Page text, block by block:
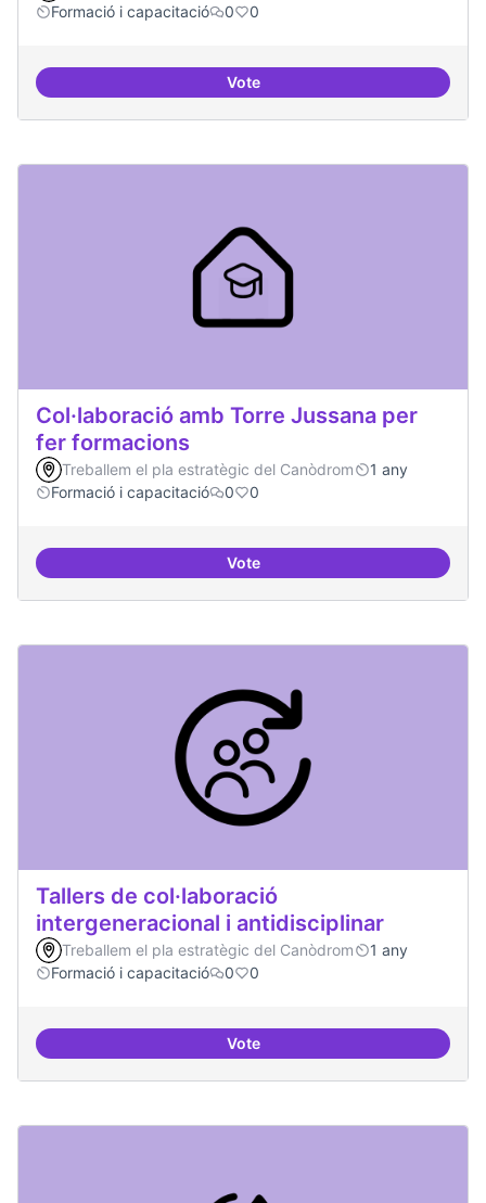
Formació i capacitació
0 0
VoteSensibilització FLOSS
Col·laboració amb Torre Jussana per
fer formacions
Treballem el pla estratègic del Canòdrom
1 any
Formació i capacitació
0 0
VoteCol·laboració amb Torre
Tallers de col·laboració
intergeneracional i antidisciplinar
Treballem el pla estratègic del Canòdrom
1 any
Formació i capacitació
0 0
VoteTallers de col·laboració